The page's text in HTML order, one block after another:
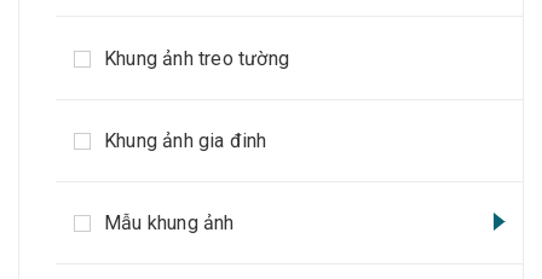
Khung ảnh treo tường
Khung ảnh gia đinh
Mẫu khung ảnh